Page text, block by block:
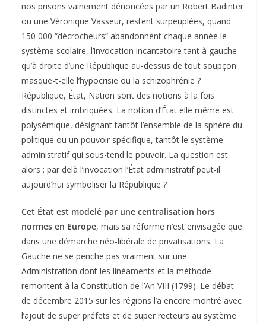
nos prisons vainement dénoncées par un Robert Badinter
ou une Véronique Vasseur, restent surpeuplées, quand
150 000 “décrocheurs“ abandonnent chaque année le
système scolaire, l’invocation incantatoire tant à gauche
qu’à droite d’une République au-dessus de tout soupçon
masque-t-elle l’hypocrisie ou la schizophrénie ?
République, État, Nation sont des notions à la fois
distinctes et imbriquées. La notion d’État elle même est
polysémique, désignant tantôt l’ensemble de la sphère du
politique ou un pouvoir spécifique, tantôt le système
administratif qui sous-tend le pouvoir. La question est
alors : par delà l’invocation l’État administratif peut-il
aujourd’hui symboliser la République ?
Cet État est modelé par une centralisation hors
normes en Europe, mais sa réforme n’est envisagée que
dans une démarche néo-libérale de privatisations. La
Gauche ne se penche pas vraiment sur une
Administration dont les linéaments et la méthode
remontent à la Constitution de l’An VIII (1799). Le débat
de décembre 2015 sur les régions l’a encore montré avec
l’ajout de super préfets et de super recteurs au système